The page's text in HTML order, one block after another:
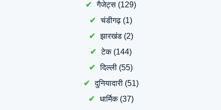
गैजेट्स (129)
चंडीगढ़ (1)
झारखंड(2)
टेक(144)
दिल्ली (55)
दुनियादारी(51)
धार्मिक(37)